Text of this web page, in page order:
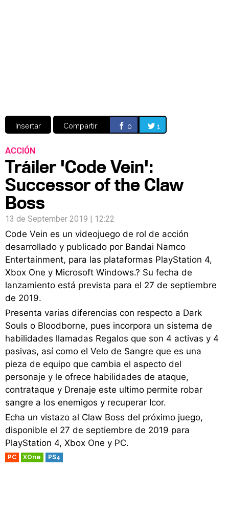
Insertar Compartir: 0 1
ACCIÓN
Tráiler 'Code Vein':
Successor of the Claw
Boss
13 de September 2019 | 12:22
Code Vein es un videojuego de rol de acción
desarrollado y publicado por Bandai Namco
Entertainment, para las plataformas PlayStation 4,
Xbox One y Microsoft Windows.? Su fecha de
lanzamiento está prevista para el 27 de septiembre
de 2019.
Presenta varias diferencias con respecto a Dark
Souls o Bloodborne, pues incorpora un sistema de
habilidades llamadas Regalos que son 4 activas y 4
pasivas, así como el Velo de Sangre que es una
pieza de equipo que cambia el aspecto del
personaje y le ofrece habilidades de ataque,
contrataque y Drenaje este ultimo permite robar
sangre a los enemigos y recuperar Icor.
Echa un vistazo al Claw Boss del próximo juego,
disponible el 27 de septiembre de 2019 para
PlayStation 4, Xbox One y PC.
PC XOne PS4